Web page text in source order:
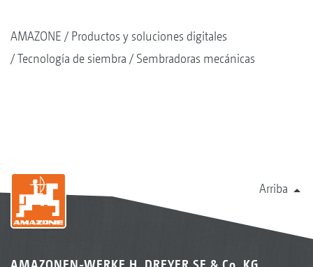
AMAZONE
Productos y soluciones digitales
Tecnología de siembra
Sembradoras mecánicas
Arriba